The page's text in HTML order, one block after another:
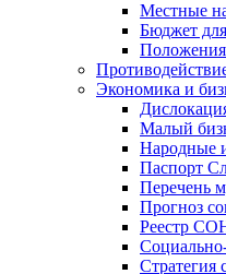
Местные
Бюджет
Экономика и
Малый
Народные
Паспорт
Перечень
Прогноз
Реестр
Стратегия